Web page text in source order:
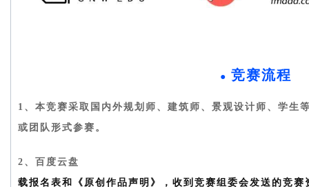
● 竞赛流程
1、本竞赛采取国内外规划师、建筑师、景观设计师、学生
或团队形式参赛。
2、百度云盘
载报名表和《原创作品声明》，收到竞赛组委会发送的竞赛